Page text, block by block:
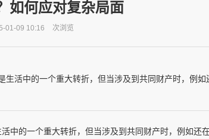
如何应对复杂局面
01-09 10:16 次浏览
活中的一个重大转折，但当涉及到共同财产时，例如
的一个重大转折，但当涉及到共同财产时，例如还在